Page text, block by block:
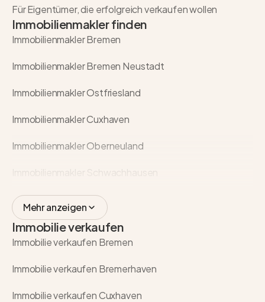
Für Eigentümer, die erfolgreich verkaufen wollen
Immobilienmakler finden
Immobilienmakler Bremen
Immobilienmakler Bremen Neustadt
Immobilienmakler Ostfriesland
Immobilienmakler Cuxhaven
Immobilienmakler Oberneuland
Mehr anzeigen
Immobilie verkaufen
Immobilie verkaufen Bremen
Immobilie verkaufen Bremerhaven
Immobilie verkaufen Cuxhaven